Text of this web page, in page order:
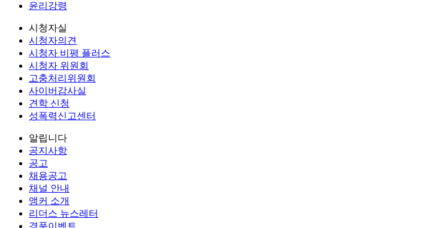
윤리강령
시청자실
시청자의견
시청자 비평 플러스
시청자 위원회
고충처리위원회
사이버감사실
견학 신청
성폭력신고센터
알립니다
공지사항
공고
채용공고
채널 안내
앵커 소개
리더스 뉴스레터